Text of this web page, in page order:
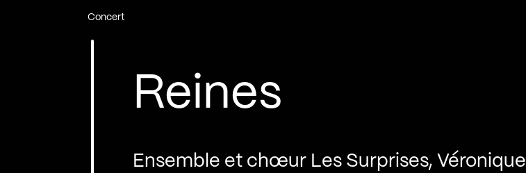
Reines
Ensemble et chœur Les Surprises, Véronique
Concert